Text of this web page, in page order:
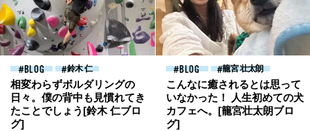
BLOG 鈴木 仁
相変わらずボルダリングの
日々。僕の背中も見慣れてき
たことでしょう[鈴木 仁ブロ
グ]
BLOG 籠宮 壮太朗
こんなに癒されるとは思って
いなかった！ 人生初めての犬
カフェへ。[籠宮壮太朗ブロ
グ]